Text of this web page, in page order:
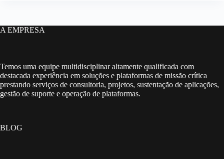
A EMPRESA
Temos uma equipe multidisciplinar altamente qualificada com
destacada experiência em soluções e plataformas de missão crítica
prestando serviços de consultoria, projetos, sustentação de aplicações,
gestão de suporte e operação de plataformas.
BLOG